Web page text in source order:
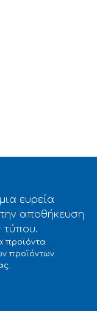
ευρεία
αποθήκευση
τύπου.
προϊόντα
προϊόντων